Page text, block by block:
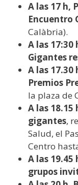
A las 17 h,
Encuentro
Calàbria).
A las 17:30
Gigantes
A las 17.30
Premios
la plaza de
A las 18.15
gigantes,
Salud, el
Centro
A las
grupos